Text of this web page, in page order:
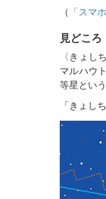
（ 「スマ
見どころ
〈きょ
マルハウ
等星とい
「きょし